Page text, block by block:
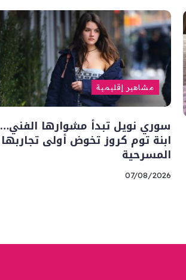
مشاهير إقليمية
سوري نويل تبدأ مشوارها الفني…
ابنة توم كروز تخوض أولى تجاربها
المسرحية
07/08/2026